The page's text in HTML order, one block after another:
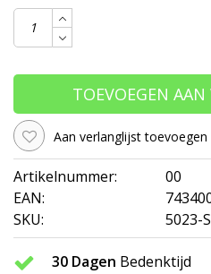
TOEVOEGEN
Aan verlanglijst toevoegen
Artikelnummer:
00
EAN:
SKU:
5023-
30 Dagen Bedenktijd